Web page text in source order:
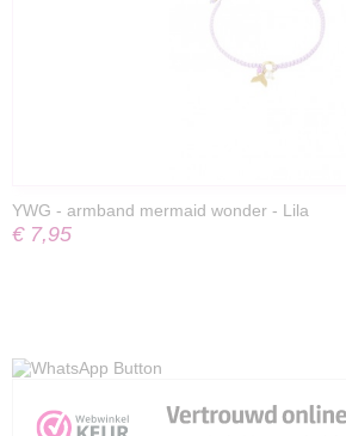
YWG - armband mermaid wonder - Lila
€ 7,95